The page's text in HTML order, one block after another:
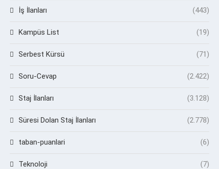
İş İlanları (443)
Kampüs List (19)
Serbest Kürsü (71)
Soru-Cevap (2.422)
Staj İlanları (3.128)
Süresi Dolan Staj İlanları (2.778)
taban-puanlari (6)
Teknoloji (7)